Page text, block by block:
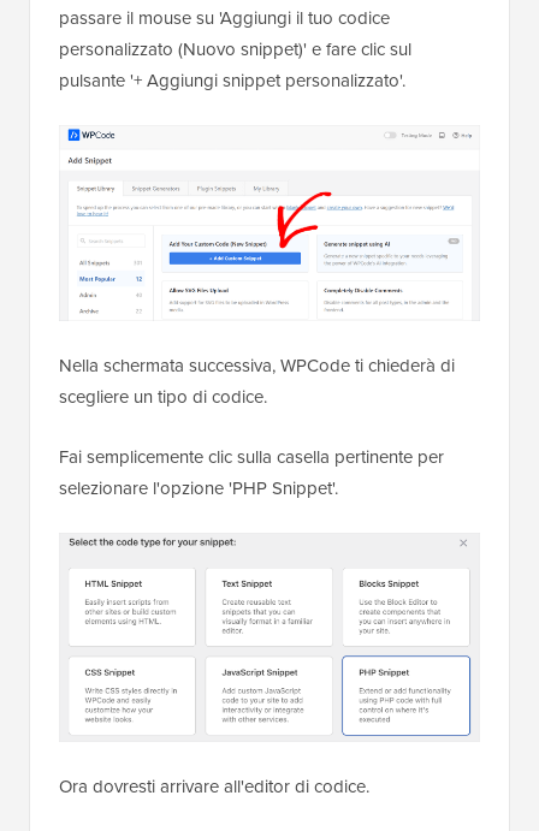
passare il mouse su 'Aggiungi il tuo codice
personalizzato (Nuovo snippet)' e fare clic sul
pulsante '+ Aggiungi snippet personalizzato'.
Nella schermata successiva, WPCode ti chiederà di
scegliere un tipo di codice.
Fai semplicemente clic sulla casella pertinente per
selezionare l'opzione 'PHP Snippet'.
Ora dovresti arrivare all'editor di codice.